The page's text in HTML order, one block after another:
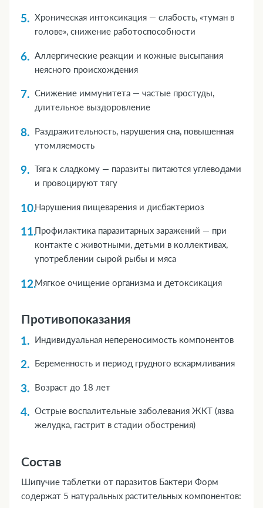
Хроническая интоксикация — слабость, «туман в
голове», снижение работоспособности
Аллергические реакции и кожные высыпания
неясного происхождения
Снижение иммунитета — частые простуды,
длительное выздоровление
Раздражительность, нарушения сна, повышенная
утомляемость
Тяга к сладкому — паразиты питаются углеводами
и провоцируют тягу
Нарушения пищеварения и дисбактериоз
Профилактика паразитарных заражений — при
контакте с животными, детьми в коллективах,
употреблении сырой рыбы и мяса
Мягкое очищение организма и детоксикация
Противопоказания
Индивидуальная непереносимость компонентов
Беременность и период грудного вскармливания
Возраст до 18 лет
Острые воспалительные заболевания ЖКТ (язва
желудка, гастрит в стадии обострения)
Состав
Шипучие таблетки от паразитов Бактери Форм
содержат 5 натуральных растительных компонентов: